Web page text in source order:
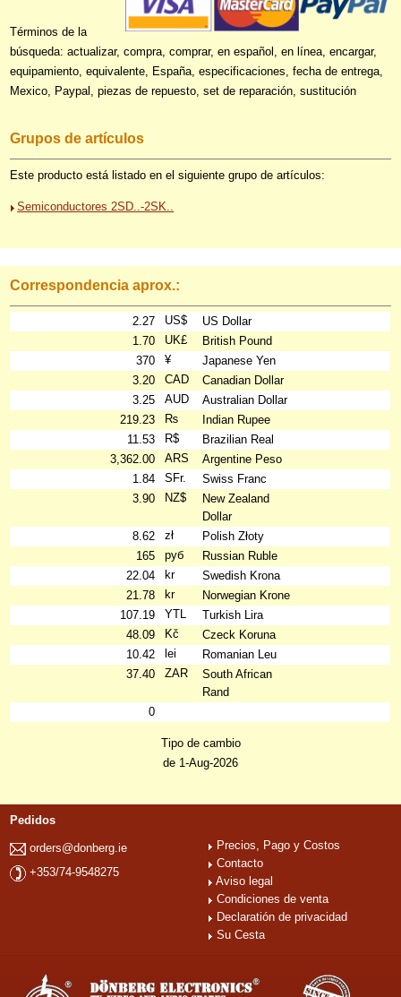
Términos de la
búsqueda: actualizar, compra, comprar, en español, en línea, encargar,
equipamiento, equivalente, España, especificaciones, fecha de entrega,
Mexico, Paypal, piezas de repuesto, set de reparación, sustitución
Grupos de artículos
Este producto está listado en el siguiente grupo de artículos:
Semiconductores 2SD..-2SK..
Correspondencia aprox.:
2.27 US$
US Dollar
1.70
UK£
British Pound
370
¥
Japanese Yen
3.20
CAD
Canadian Dollar
3.25
AUD
Australian Dollar
219.23
₨
Indian Rupee
11.53
R$
Brazilian Real
3,362.00
ARS
Argentine Peso
1.84
SFr.
Swiss Franc
3.90
NZ$
New Zealand
Dollar
8.62
zł
Polish Złoty
165
руб
Russian Ruble
22.04
kr
Swedish Krona
21.78
kr
Norwegian Krone
107.19
YTL
Turkish Lira
48.09
Kč
Czeck Koruna
10.42
lei
Romanian Leu
37.40
ZAR
South African
Rand
0
Tipo de cambio
de 1-Aug-2026
Pedidos
orders@donberg.ie
+353/74-9548275
Precios, Pago y Costos
Contacto
Aviso legal
Condiciones de venta
Declaratión de privacidad
Su Cesta